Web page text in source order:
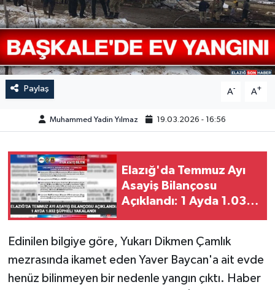
Paylaş A- A+
Muhammed Yadin Yılmaz 19.03.2026 - 16:56
Elazığ'da Temmuz Ayı
Asayiş Bilançosu
Açıklandı: 1 Ayda 1.032
Edinilen bilgiye göre, Yukarı Dikmen Çamlık
mezrasında ikamet eden Yaver Baycan'a ait evde
henüz bilinmeyen bir nedenle yangın çıktı. Haber
GÜNDEM
HABERDE İNSAN
KÜLTÜR-SANAT
ÖZEL HABER
POLİTİKA
SAĞLIK
SİYASET